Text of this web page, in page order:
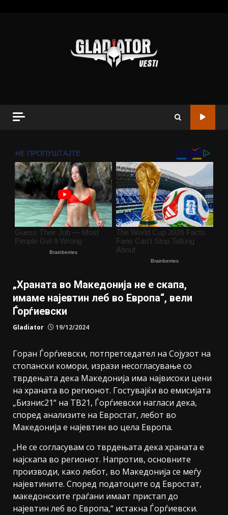
„Храната во Македонија не е скапа,
имаме најевтин леб во Европа“, вели
Ѓорѓиевски
Gladiator 19/12/2024
Горан Ѓорѓиевски, потпретседател на Сојузот на
стопански комори, изрази несогласување со
тврдењата дека Македонија има највисоки цени
на храната во регионот. Гостувајќи во емисијата
„Бизнис21“ на ТВ21, Ѓорѓиевски нагласи дека,
според анализите на Евростат, лебот во
Македонија е најевтин во цела Европа.
„Не се согласувам со тврдењата дека храната е
најскапа во регионот. Напротив, основните
производи, како лебот, во Македонија се меѓу
најевтините. Според податоците од Евростат,
македонските граѓани имаат пристап до
најевтин леб во Европа,“ истакна Ѓорѓиевски.